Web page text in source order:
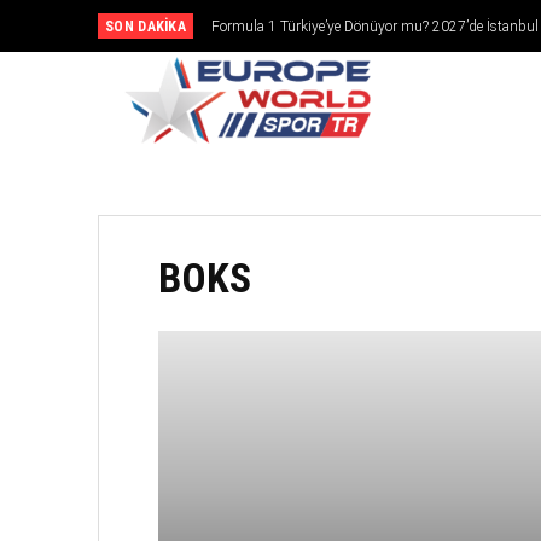
SON DAKIKA
Formula 1 Türkiye’ye Dönüyor mu? 2027’de
Girebilir
BOKS